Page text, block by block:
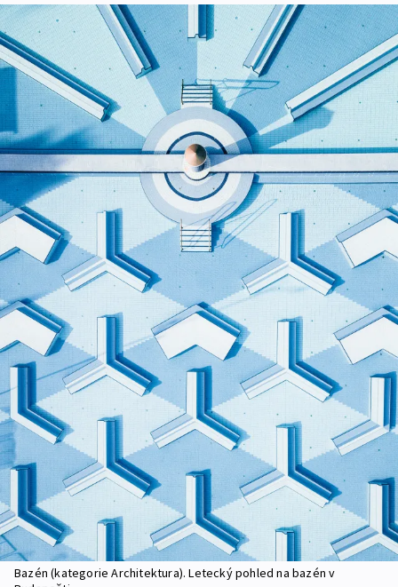
Bazén (kategorie Architektura). Letecký pohled na bazén v